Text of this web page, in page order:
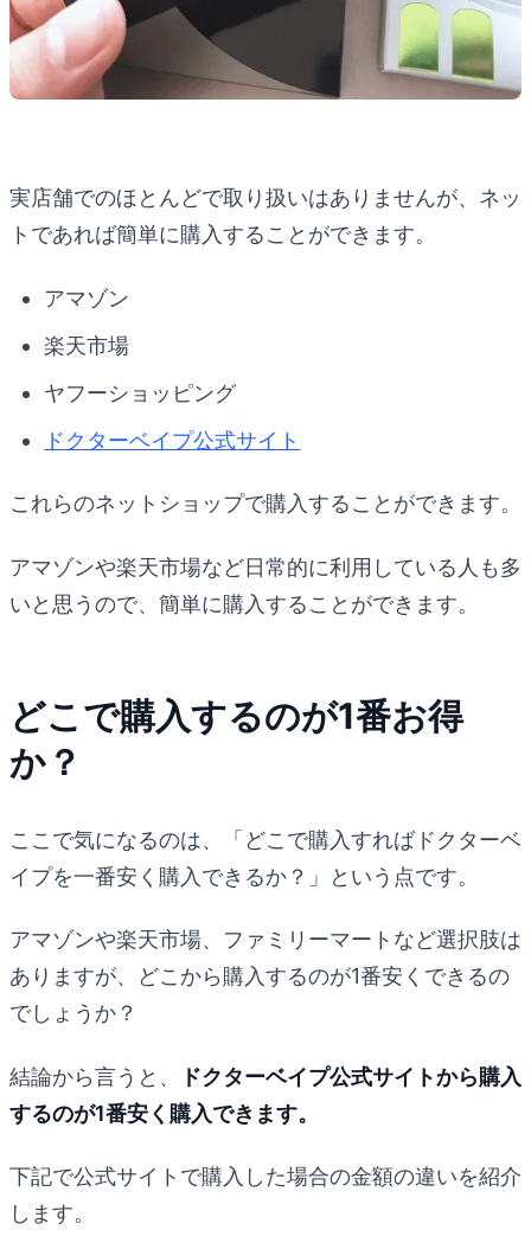
実店舗でのほとんどで取り扱いはありませんが、ネッ
トであれば簡単に購入することができます。
アマゾン
楽天市場
ヤフーショッピング
ドクターベイプ公式サイト
これらのネットショップで購入することができます。
アマゾンや楽天市場など日常的に利用している人も多
いと思うので、簡単に購入することができます。
どこで購入するのが1番お得
か？
ここで気になるのは、「どこで購入すればドクターベ
イプを一番安く購入できるか？」という点です。
アマゾンや楽天市場、ファミリーマートなど選択肢は
ありますが、どこから購入するのが1番安くできるの
でしょうか？
結論から言うと、
ドクターベイプ公式サイトから購入
するのが1番安く購入できます。
下記で公式サイトで購入した場合の金額の違いを紹介
します。